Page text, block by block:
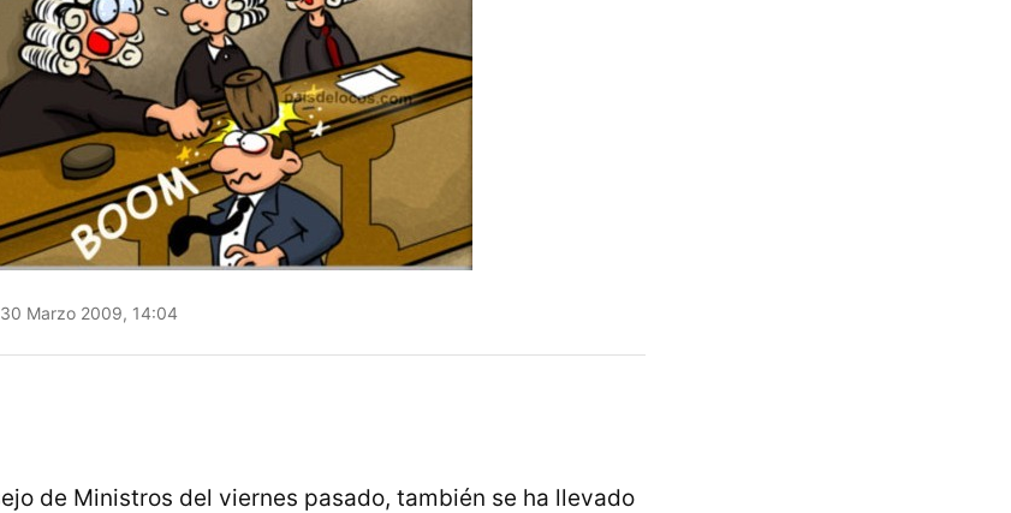
Marzo 2009, 14:04
de Ministros del viernes pasado, también se ha llevado